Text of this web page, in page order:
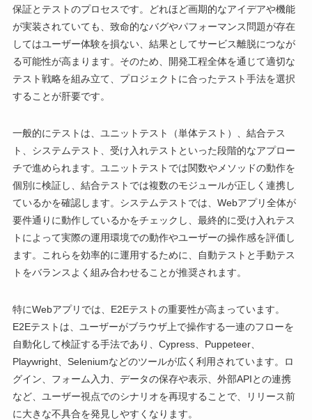
保証とテストのプロセスです。どれほど画期的なアイデアや機能
が実装されていても、致命的なバグやパフォーマンス問題が存在
してはユーザー体験を損ない、結果としてサービス離脱につなが
る可能性が高まります。そのため、開発工程全体を通じて適切な
テスト戦略を組み立て、プロジェクトに合ったテスト手法を選択
することが肝要です。
一般的にテストは、ユニットテスト（単体テスト）、結合テス
ト、システムテスト、受け入れテストといった段階的なアプロー
チで進められます。ユニットテストでは関数やメソッドの動作を
個別に検証し、結合テストでは複数のモジュールが正しく連携し
ているかを確認します。システムテストでは、Webアプリ全体が
要件通りに動作しているかをチェックし、最終的に受け入れテス
トによって実際の運用環境での動作やユーザーの操作感を評価し
ます。これらを効率的に運用するために、自動テストと手動テス
トをバランスよく組み合わせることが推奨されます。
特にWebアプリでは、E2Eテストの重要性が高まっています。
E2Eテストは、ユーザーがブラウザ上で操作する一連のフローを
自動化して検証する手法であり、Cypress、Puppeteer、
Playwright、Seleniumなどのツールが広く利用されています。ロ
グイン、フォーム入力、データの保存や表示、外部APIとの連携
など、ユーザー視点でのシナリオを再現することで、リリース前
に大きな不具合を発見しやすくなります。